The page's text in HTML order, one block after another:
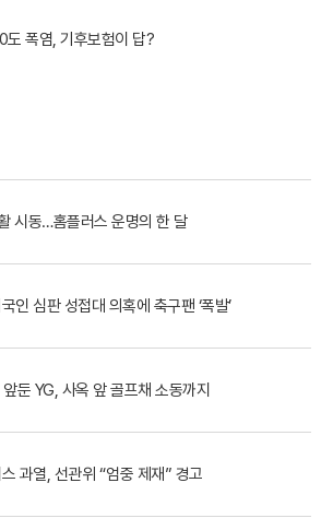
도 폭염, 기후보험이 답?
시동…홈플러스 운명의 한 달
인 심판 성접대 의혹에 축구팬 ‘폭발’
둔 YG, 사옥 앞 골프채 소동까지
과열, 선관위 “엄중 제재” 경고